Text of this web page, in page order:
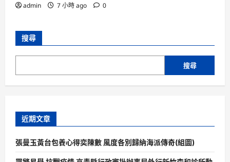
admin 7 小時 ago 0
搜尋
搜尋
近期文章
張曼玉黃台包養心得奕陳數 風度各別歸納海派傳奇(組圖)